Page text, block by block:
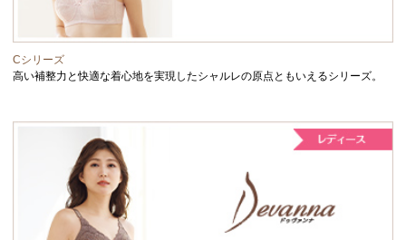
Cシリーズ
高い補整力と快適な着心地を実現したシャルレの原点ともいえるシリーズ。